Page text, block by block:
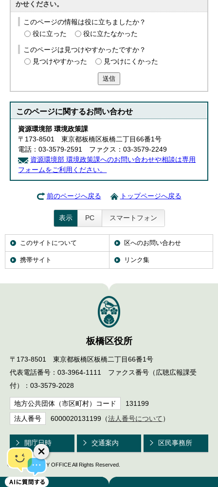
かせください。
このページの情報は役に立ちましたか？
役に立った
役に立たなかった
このページは見つけやすかったですか？
見つけやすかった
見つけにくかった
送信
このページに関するお問い合わせ
資源環境部 環境政策課
〒173-8501 東京都板橋区板橋二丁目66番1号
電話：03-3579-2591 ファクス：03-3579-2249
資源環境部 環境政策課へのお問い合わせや相談は専用
フォームをご利用ください。
前のページへ戻る トップページへ戻る
表示 PC スマートフォン
このサイトについて 区へのお問い合わせ
携帯サイト リンク集
板橋区役所
〒173-8501 東京都板橋区板橋二丁目66番1号
代表電話番号：03-3964-1111 ファクス番号（広聴広報課受
付）：03-3579-2028
地方公共団体（市区町村）コード 131199
法人番号 6000020131199（法人番号について ）
開庁日時 交通案内 区民事務所
© ITABASHI CITY OFFICE All Rights Reserved.